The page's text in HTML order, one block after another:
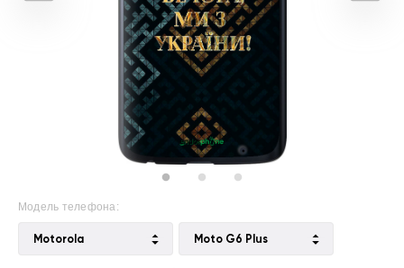
Модель телефона:
Motorola Moto G6 Plus